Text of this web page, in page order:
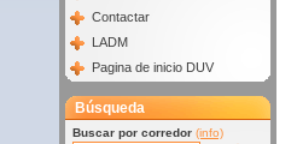
Contactar
LADM
Pagina de inicio DUV
Búsqueda
Buscar por corredor (info)